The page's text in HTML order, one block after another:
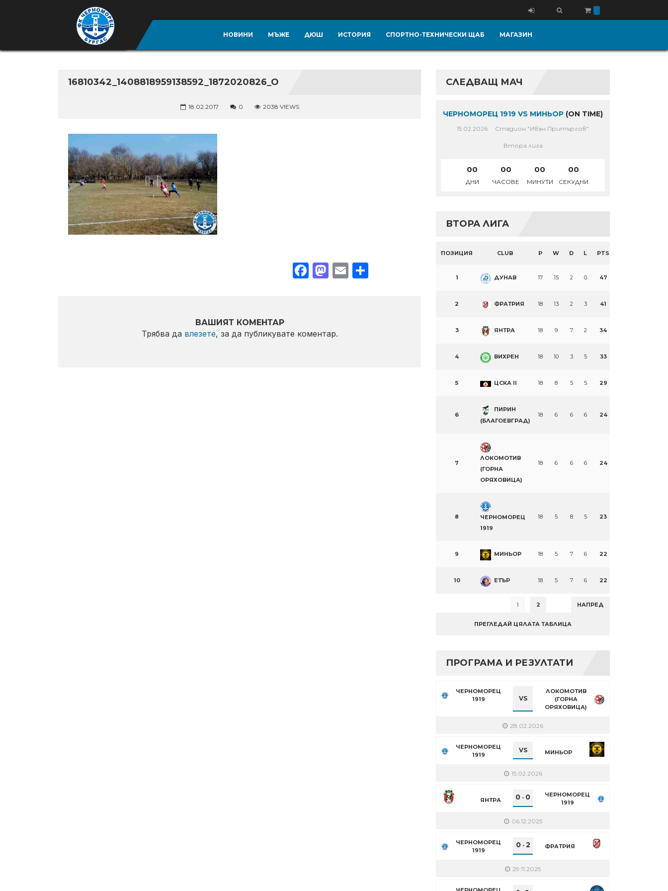
НОВИНИ МЪЖЕ ДЮШ ИСТОРИЯ СПОРТНО-ТЕХНИЧЕСКИ ЩАБ МАГАЗИН
16810342_1408818959138592_1872020826_O
18.02.2017 0 2038 VIEWS
Facebook
Mastodon
EmailShare
ВАШИЯТ КОМЕНТАР
Трябва да влезете, за да публикувате коментар.
СЛЕДВАЩ МАЧ
ЧЕРНОМОРЕЦ 1919 VS МИНЬОР (ON TIME)
15.02.2026 Стадион "Иван Притъргов"
Втора лига
00
ДНИ
00
ЧАСОВЕ
00
МИНУТИ
00
СЕКУДНИ
ВТОРА ЛИГА
ПОЗИЦИЯ CLUB P W D L PTS
1 ДУНАВ 17 15 2 0 47
2 ФРАТРИЯ 18 13 2 3 41
3 ЯНТРА 18 9 7 2 34
4 ВИХРЕН 18 10 3 5 33
5 ЦСКА II 18 8 5 5 29
6
ПИРИН
(БЛАГОЕВГРАД)
18 6 6 6 24
7
ЛОКОМОТИВ
(ГОРНА
ОРЯХОВИЦА)
18 6 6 6 24
8
ЧЕРНОМОРЕЦ
1919
18 5 8 5 23
9 МИНЬОР 18 5 7 6 22
10 ЕТЪР 18 5 7 6 22
1 2 НАПРЕД
ПРЕГЛЕДАЙ ЦЯЛАТА ТАБЛИЦА
ПРОГРАМА И РЕЗУЛТАТИ
ЧЕРНОМОРЕЦ
1919
VS
ЛОКОМОТИВ
(ГОРНА
ОРЯХОВИЦА)
28.02.2026
ЧЕРНОМОРЕЦ
1919
VS МИНЬОР
15.02.2026
ЯНТРА 0 - 0
ЧЕРНОМОРЕЦ
1919
06.12.2025
ЧЕРНОМОРЕЦ
1919
0- 2 ФРАТРИЯ
29.11.2025